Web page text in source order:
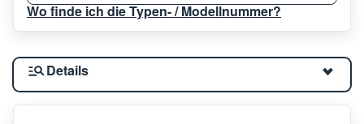
Wo finde ich die Typen- / Modellnummer?
Details